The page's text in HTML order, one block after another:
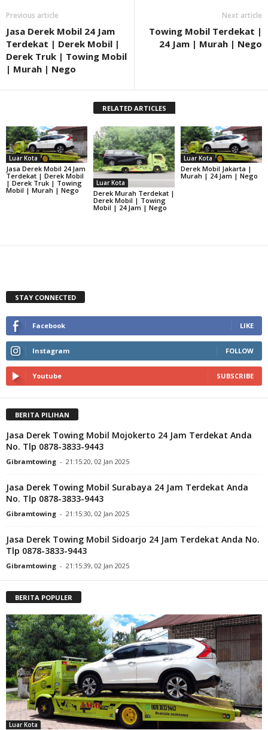
Previous article
Jasa Derek Mobil 24 Jam
Terdekat | Derek Mobil |
Derek Truk | Towing Mobil
| Murah | Nego
Next article
Towing Mobil Terdekat |
24 Jam | Murah | Nego
RELATED ARTICLES
Luar Kota
Jasa Derek Mobil 24 Jam
Terdekat | Derek Mobil
| Derek Truk | Towing
Mobil | Murah | Nego
Luar Kota
Derek Murah Terdekat |
Derek Mobil | Towing
Mobil | 24 Jam | Nego
Luar Kota
Derek Mobil Jakarta |
Murah | 24 Jam | Nego
STAY CONNECTED
Facebook LIKE
Instagram FOLLOW
Youtube SUBSCRIBE
BERITA PILIHAN
Jasa Derek Towing Mobil Mojokerto 24 Jam Terdekat Anda
No. Tlp 0878-3833-9443
Gibramtowing - 21:15:20, 02 Jan 2025
Jasa Derek Towing Mobil Surabaya 24 Jam Terdekat Anda
No. Tlp 0878-3833-9443
Gibramtowing - 21:15:30, 02 Jan 2025
Jasa Derek Towing Mobil Sidoarjo 24 Jam Terdekat Anda No.
Tlp 0878-3833-9443
Gibramtowing - 21:15:39, 02 Jan 2025
BERITA POPULER
Luar Kota